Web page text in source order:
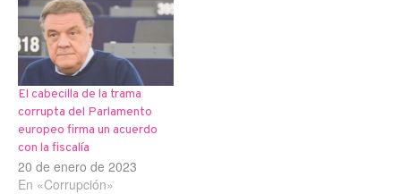
El cabecilla de la trama
corrupta del Parlamento
europeo firma un acuerdo
con la fiscalía
20 de enero de 2023
En «Corrupción»